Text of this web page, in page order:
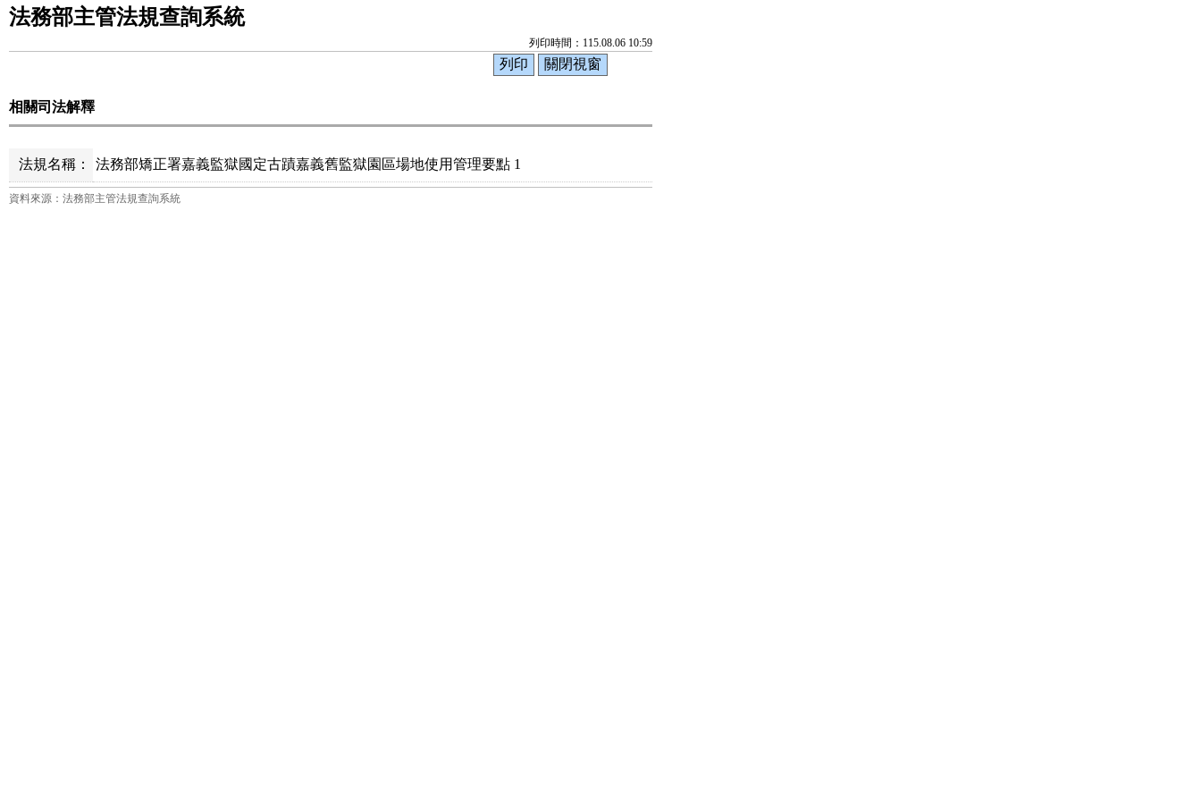
法務部主管法規查詢系統
列印時間：115.08.06 10:59
相關司法解釋
法規名稱： 法務部矯正署嘉義監獄國定古蹟嘉義舊監獄園區場地使用管理要點 1
資料來源：法務部主管法規查詢系統